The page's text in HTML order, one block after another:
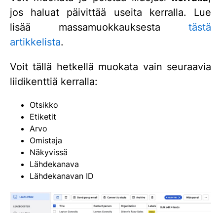
jos haluat päivittää useita kerralla. Lue
lisää massamuokkauksesta tästä
artikkelista.
Voit tällä hetkellä muokata vain seuraavia
liidikenttiä kerralla:
Otsikko
Etiketit
Arvo
Omistaja
Näkyvissä
Lähdekanava
Lähdekanavan ID